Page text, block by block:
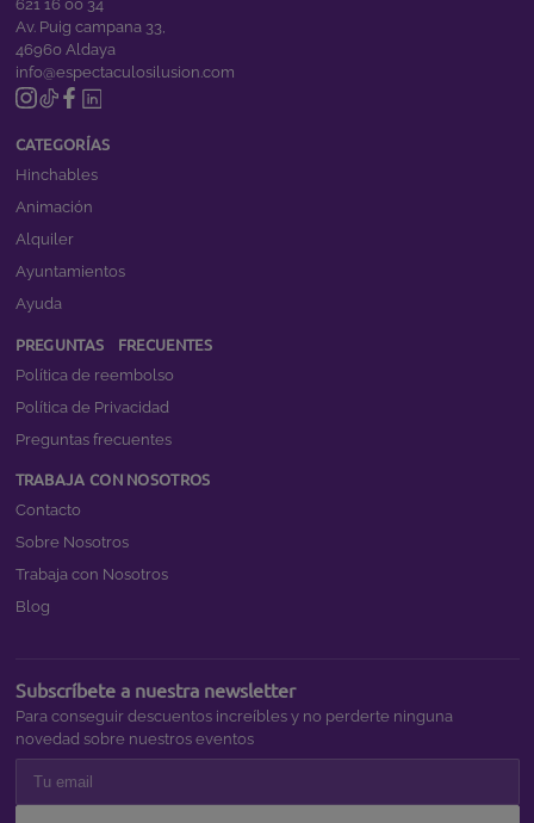
621 16 00 34
Av. Puig campana 33,
46960 Aldaya
info@espectaculosilusion.com
CATEGORÍAS
Hinchables
Animación
Alquiler
Ayuntamientos
Ayuda
PREGUNTAS FRECUENTES
Política de reembolso
Política de Privacidad
Preguntas frecuentes
TRABAJA CON NOSOTROS
Contacto
Sobre Nosotros
Trabaja con Nosotros
Blog
Subscríbete a nuestra newsletter
Para conseguir descuentos increíbles y no perderte ninguna
novedad sobre nuestros eventos